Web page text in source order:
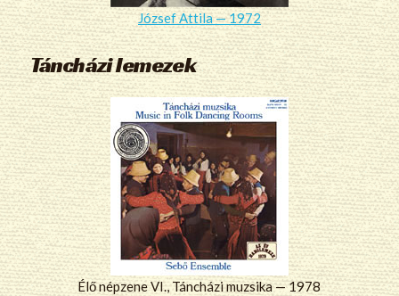
József Attila — 1972
Táncházi lemezek
Élő népzene VI., Táncházi muzsika — 1978